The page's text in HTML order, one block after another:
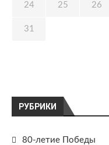
РУБРИКИ
80-летие Победы
24 25 26
31